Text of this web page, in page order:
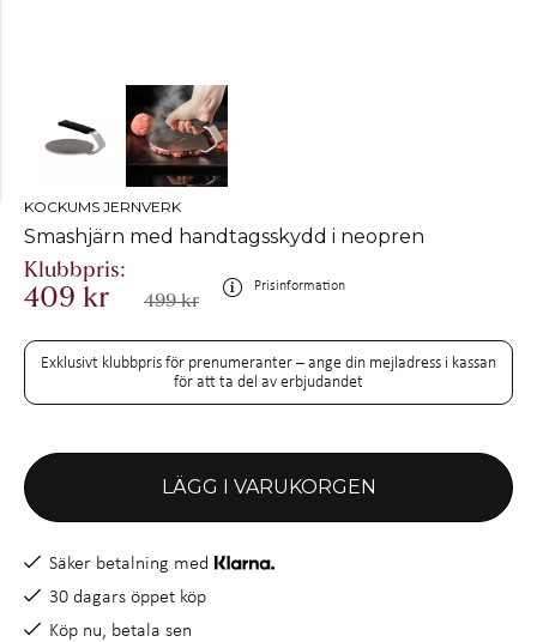
KOCKUMS JERNVERK
Smashjärn med handtagsskydd i neopren
409 kr 499 kr
Prisinformation
Exklusivt klubbpris för prenumeranter – ange din mejladress i kassan
för att ta del av erbjudandet
LÄGG I VARUKORGEN
Säker betalning med
30 dagars öppet köp
Köp nu, betala sen